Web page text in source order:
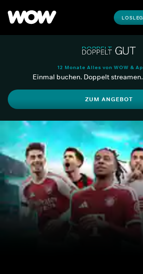
12 Monate Alles von WOW &
Einmal buchen. Doppelt
ZUM ANGEBOT